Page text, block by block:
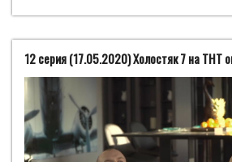
12 серия (17.05.2020) Холостяк 7 на ТНТ